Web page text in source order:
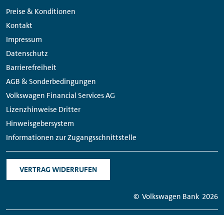
Navigation
Preise & Konditionen
Kontakt
Impressum
Datenschutz
Barrierefreiheit
AGB & Sonderbedingungen
Volkswagen Financial Services AG
Lizenzhinweise Dritter
Hinweisgebersystem
Informationen zur Zugangsschnittstelle
VERTRAG WIDERRUFEN
Media
Links
© Volkswagen Bank 2026